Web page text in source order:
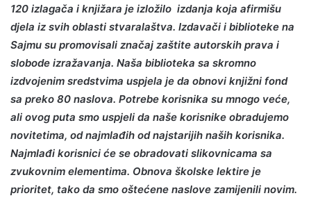
120 izlagača i knjižara je izložilo izdanja koja afirmišu
djela iz svih oblasti stvaralaštva. Izdavači i biblioteke na
Sajmu su promovisali značaj zaštite autorskih prava i
slobode izražavanja. Naša biblioteka sa skromno
izdvojenim sredstvima uspjela je da obnovi knjižni fond
sa preko 80 naslova. Potrebe korisnika su mnogo veće,
ali ovog puta smo uspjeli da naše korisnike obradujemo
novitetima, od najmlađih od najstarijih naših korisnika.
Najmlađi korisnici će se obradovati slikovnicama sa
zvukovnim elementima. Obnova školske lektire je
prioritet, tako da smo oštećene naslove zamijenili novim.